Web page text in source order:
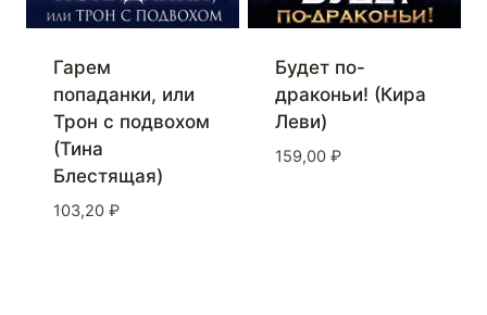
Гарем
попаданки, или
Трон с подвохом
(Тина
Блестящая)
103,20 ₽
Будет по-
драконьи! (Кира
Леви)
159,00 ₽